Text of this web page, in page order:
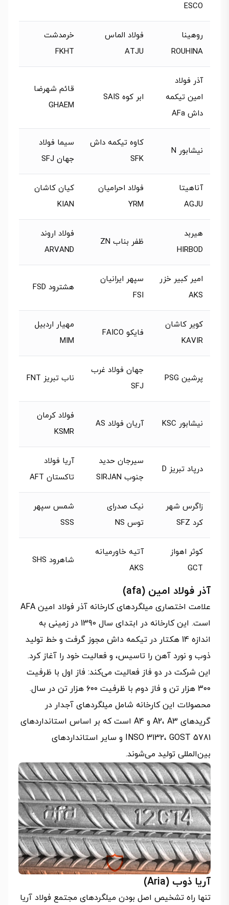
ESCO
روهینا
ROUHINA
فولاد الماس
ATJU
خرمدشت
FKHT
آذر فولاد
امین تیکمه
داش AFa
ابر کوه SAIS
قائم شهرضا
GHAEM
نیشابور N
کاوه تیکمه داش
SFK
سیما فولاد
جهان SFJ
آناهیتا
AGJU
فولاد احرامیان
YRM
کیان کاشان
KIAN
هیربد
HIRBOD
ظفر بناب ZN
فولاد اروند
ARVAND
امیر کبیر خزر
AKS
سپهر ایرانیان
FSI
هشترود FSD
کویر کاشان
KAVIR
فایکو FAICO
مهیار اردبیل
MIM
پرشین PSG
جهان فولاد غرب
SFJ
ناب تبریز FNT
نیشابور KSC آریان فولاد AS
فولاد کرمان
KSMR
درپاد تبریز D
سیرجان حدید
جنوب SIRJAN
آریا فولاد
تاکستان AFT
زاگرس شهر
کرد SFZ
نیک صدرای
توس NS
شمس سپهر
SSS
کوثر اهواز
GCT
آتیه خاورمیانه
AKS
شاهرود SHS
آذر فولاد امین (afa)
علامت اختصاری میلگردهای کارخانه آذر فولاد امین AFA
است. این کارخانه در ابتدای سال 1390 در زمینی به
اندازه 14 هکتار در تیکمه داش مجوز گرفت و خط تولید
ذوب و نورد آهن را تاسیس، و فعالیت خود را آغاز کرد.
این شرکت در دو فاز فعالیت می‌کند: فاز اول با ظرفیت
۳۰۰ هزار تن و فاز دوم با ظرفیت ۶۰۰ هزار تن در سال.
محصولات این کارخانه شامل میلگردهای آجدار در
گریدهای A2، A3 و A4 است که بر اساس استانداردهای
INSO 3132، GOST 5781 و سایر استانداردهای
بین‌المللی تولید می‌شوند.
آریا ذوب (Aria)
تنها راه تشخیص اصل بودن میلگردهای مجتمع فولاد آریا